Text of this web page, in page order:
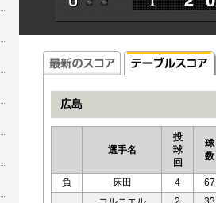
広島
選手名
投
球
回
球
数
負 床田 4
67